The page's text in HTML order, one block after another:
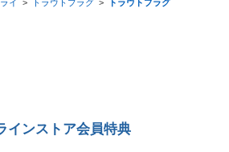
イ > トラウトプラグ > トラウトプラグ
インストア会員特典